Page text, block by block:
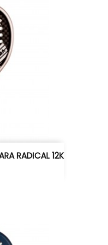
RADICAL 12K